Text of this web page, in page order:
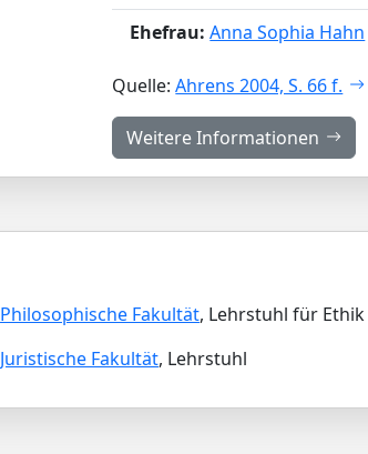
Ehefrau: Anna Sophia Hahn
Quelle:Ahrens 2004, S. 66 f.
Weitere Informationen
Philosophische Fakultät, Lehrstuhl für Ethik
Juristische Fakultät, Lehrstuhl